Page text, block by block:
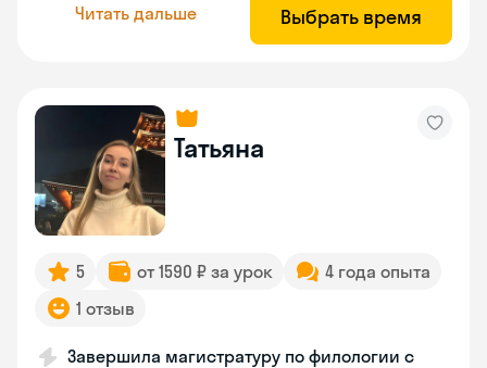
Читать дальше Выбрать время
Татьяна
5 от 1590 ₽ за урок
4 года опыта
1 отзыв
Завершила магистратуру по филологии с